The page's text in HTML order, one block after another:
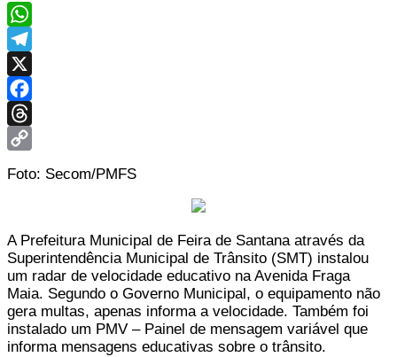
WhatsApp
Telegram
X
Facebook
Threads
Foto: Secom/PMFS
A Prefeitura Municipal de Feira de Santana através da
Superintendência Municipal de Trânsito (SMT) instalou
um radar de velocidade educativo na Avenida Fraga
Maia. Segundo o Governo Municipal, o equipamento não
gera multas, apenas informa a velocidade. Também foi
instalado um PMV – Painel de mensagem variável que
informa mensagens educativas sobre o trânsito.